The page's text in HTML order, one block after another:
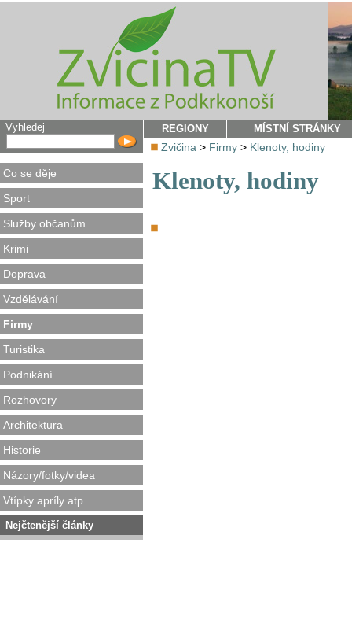
Vyhledej
Co se děje
Sport
Služby občanům
Krimi
Doprava
Vzdělávání
Firmy
Turistika
Podnikání
Rozhovory
Architektura
Historie
Názory/fotky/videa
Vtípky apríly atp.
Nejčtenější články
REGIONY MÍSTNÍ STRÁNKY
Zvičina > Firmy > Klenoty, hodiny
Klenoty, hodiny